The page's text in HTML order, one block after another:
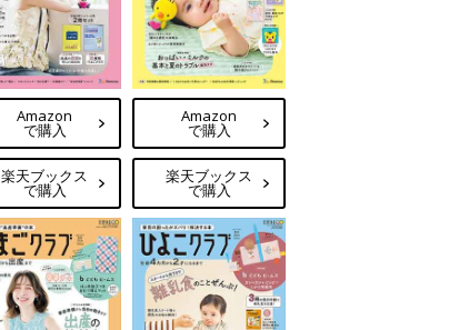
Amazon
で購入
楽天ブックス
で購入
Amazon
で購入
楽天ブックス
で購入